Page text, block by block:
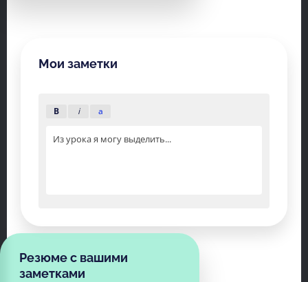
Мои заметки
B i a
Из урока я могу выделить...
Резюме с вашими
заметками